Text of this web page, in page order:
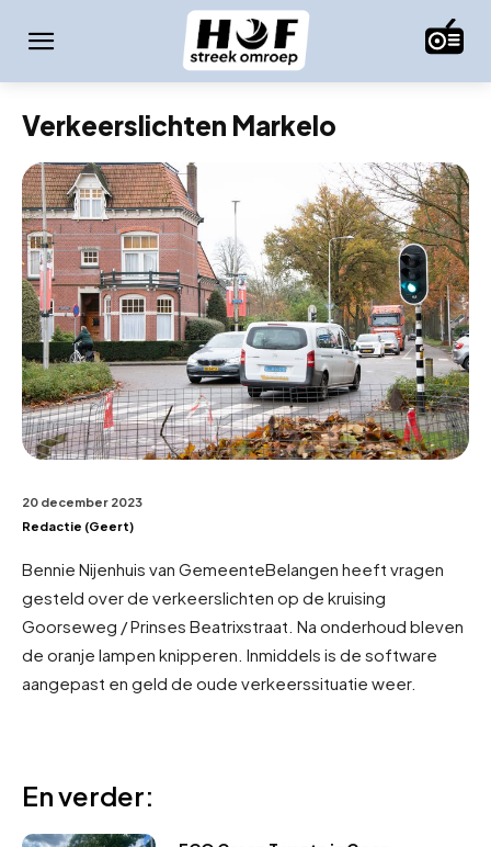
Verkeerslichten Markelo
20 december 2023
Redactie (Geert)
Bennie Nijenhuis van GemeenteBelangen heeft vragen
gesteld over de verkeerslichten op de kruising
Goorseweg / Prinses Beatrixstraat. Na onderhoud bleven
de oranje lampen knipperen. Inmiddels is de software
aangepast en geld de oude verkeerssituatie weer.
En verder: